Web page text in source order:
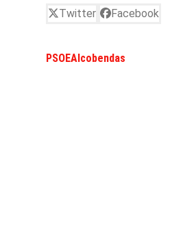
Twitter Facebook
PSOEAlcobendas